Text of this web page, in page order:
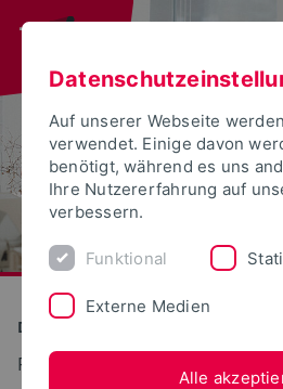
Detmolder Schule für Gestaltung
Freiraumplanung im
Auf unserer Webseite
verwendet. Einige davon
benötigt, während es uns
Ihre Nutzererfahrung auf
verbessern.
Funktional
Externe Medien
Alle